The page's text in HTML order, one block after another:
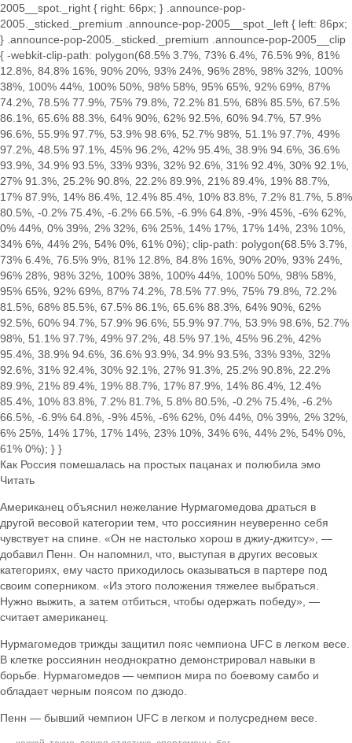
Как Россия помешалась на простых пацанах и полюбила эмо
Читать
Американец объяснил нежелание Нурмагомедова драться в
другой весовой категории тем, что россиянин неуверенно себя
чувствует на спине. «Он не настолько хорош в джиу-джитсу», —
добавил Пенн. Он напомнил, что, выступая в других весовых
категориях, ему часто приходилось оказываться в партере под
своим соперником. «Из этого положения тяжелее выбраться.
Нужно выжить, а затем отбиться, чтобы одержать победу», —
считает американец.
Нурмагомедов трижды защитил пояс чемпиона UFC в легком весе.
В клетке россиянин неоднократно демонстрировал навыки в
борьбе. Нурмагомедов — чемпион мира по боевому самбо и
обладает черным поясом по дзюдо.
Пенн — бывший чемпион UFC в легком и полусреднем весе.